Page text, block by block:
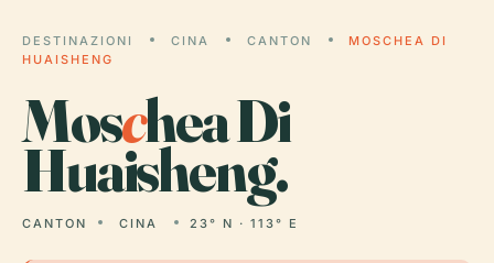
DESTINAZIONI CINA CANTON
MOSCHEA DI
HUAISHENG
Moschea Di
Huaisheng.
CANTON CINA 23° N · 113° E